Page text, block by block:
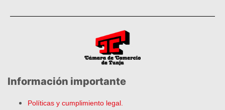
Información importante
Políticas y cumplimiento legal.